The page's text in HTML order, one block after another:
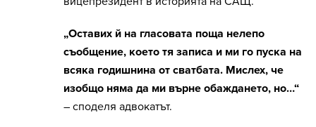
„Оставих й на гласовата поща нелепо
съобщение, което тя записа и ми го пуска на
всяка годишнина от сватбата. Мислех, че
изобщо няма да ми върне обаждането, но…“
– споделя адвокатът.